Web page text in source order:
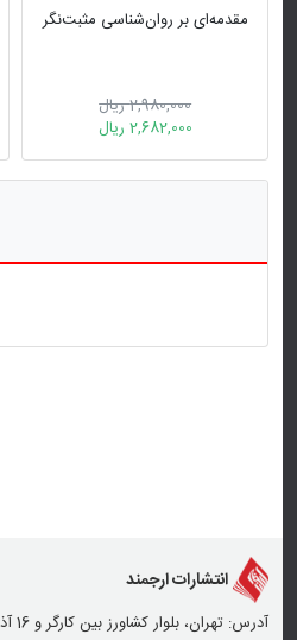
مقدمه‌ای بر روان‌شناسی مثبت‌نگر
2,980,000 ریال
2,682,000 ریال
انتشارات ارجمند
آدرس: تهران، بلوار کشاورز بین کارگر و 16 آذر پلاک 292